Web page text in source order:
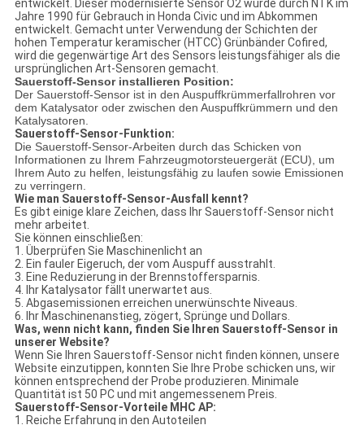
entwickelt. Dieser modernisierte Sensor O2 wurde durch NTK im
Jahre 1990 für Gebrauch in Honda Civic und im Abkommen
entwickelt. Gemacht unter Verwendung der Schichten der
hohen Temperatur keramischer (HTCC) Grünbänder Cofired,
wird die gegenwärtige Art des Sensors leistungsfähiger als die
ursprünglichen Art-Sensoren gemacht.
Sauerstoff-Sensor installieren Position:
Der Sauerstoff-Sensor ist in den Auspuffkrümmerfallrohren vor
dem Katalysator oder zwischen den Auspuffkrümmern und den
Katalysatoren.
Sauerstoff-Sensor-Funktion:
Die Sauerstoff-Sensor-Arbeiten durch das Schicken von
Informationen zu Ihrem Fahrzeugmotorsteuergerät (ECU), um
Ihrem Auto zu helfen, leistungsfähig zu laufen sowie Emissionen
zu verringern.
Wie man Sauerstoff-Sensor-Ausfall kennt?
Es gibt einige klare Zeichen, dass Ihr Sauerstoff-Sensor nicht
mehr arbeitet.
Sie können einschließen:
1. Überprüfen Sie Maschinenlicht an
2. Ein fauler Eigeruch, der vom Auspuff ausstrahlt.
3. Eine Reduzierung in der Brennstoffersparnis.
4. Ihr Katalysator fällt unerwartet aus.
5. Abgasemissionen erreichen unerwünschte Niveaus.
6. Ihr Maschinenanstieg, zögert, Sprünge und Dollars.
Was, wenn nicht kann, finden Sie Ihren Sauerstoff-Sensor in
unserer Website?
Wenn Sie Ihren Sauerstoff-Sensor nicht finden können, unsere
Website einzutippen, konnten Sie Ihre Probe schicken uns, wir
können entsprechend der Probe produzieren. Minimale
Quantität ist 50 PC und mit angemessenem Preis.
Sauerstoff-Sensor-Vorteile MHC AP:
1. Reiche Erfahrung in den Autoteilen